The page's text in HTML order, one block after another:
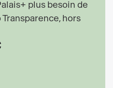
plus besoin de
hors